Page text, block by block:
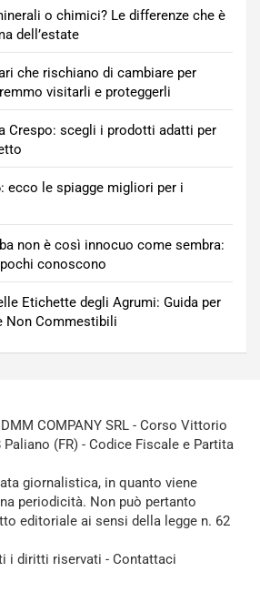
o chimici? Le differenze che è
dell’estate
che rischiano di cambiare per
visitarli e proteggerli
Crespo: scegli i prodotti adatti per
ecco le spiagge migliori per i
non è così innocuo come sembra:
conoscono
Etichette degli Agrumi: Guida per
Non Commestibili
COMPANY SRL - Corso Vittorio
Paliano (FR) - Codice Fiscale e Partita
giornalistica, in quanto viene
periodicità. Non può pertanto
editoriale ai sensi della legge n. 62
i diritti riservati - Contattaci